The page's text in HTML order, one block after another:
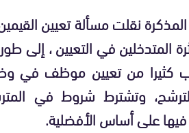
نقلت مسألة تعيين
المتدخلين في التعيين ، إلى
كثيرا من تعيين موظف في
وتشترط شروط في
على أساس الأفضلية.